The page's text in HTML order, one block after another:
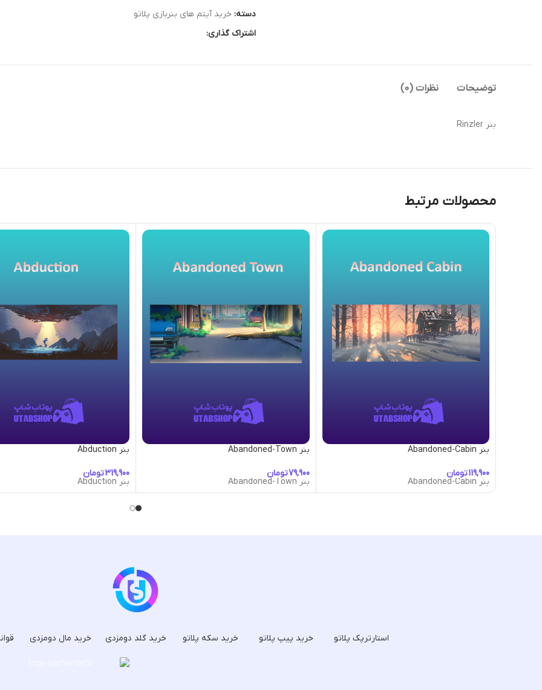
دسته: خرید آیتم های بنربازی پلاتو
اشتراک گذاری:
توضیحات نظرات (0)
بنر Rinzler
محصولات مرتبط
بنر Abandoned-Cabin
تومان
بنر Abandoned-Cabin
بنر Abandoned-Town
تومان
بنر Abandoned-Town
بنر Abduction
تومان
بنر Abduction
استارترپک پلاتو خرید پیپ پلاتو خرید سکه پلاتو خرید گلد دومزدی خرید مال دومزدی